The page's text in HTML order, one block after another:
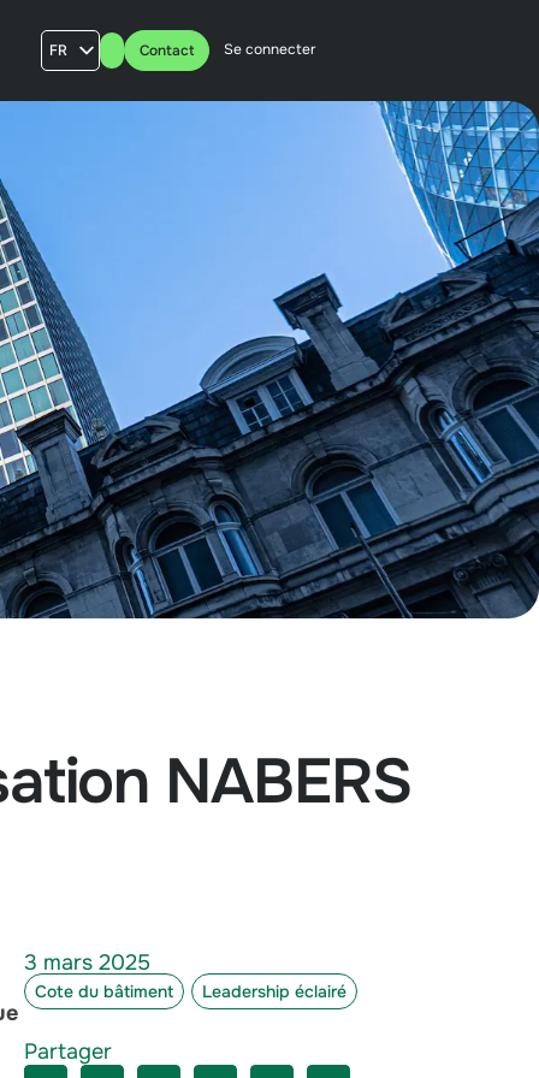
FR Contact Se connecter
NABERS
3 mars 2025
Cote du bâtiment Leadership éclairé
Partager